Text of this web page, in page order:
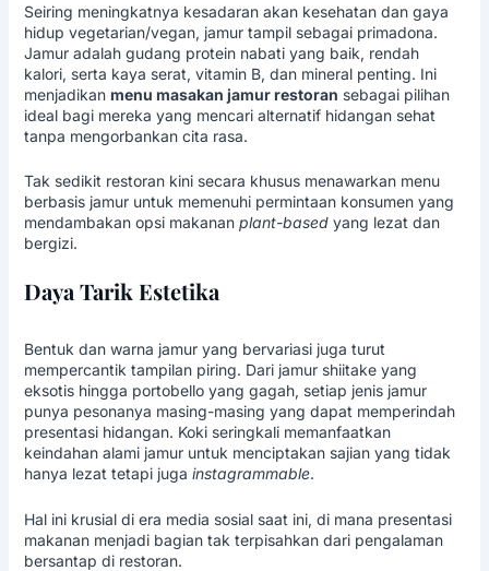
Seiring meningkatnya kesadaran akan kesehatan dan gaya
hidup vegetarian/vegan, jamur tampil sebagai primadona.
Jamur adalah gudang protein nabati yang baik, rendah
kalori, serta kaya serat, vitamin B, dan mineral penting. Ini
menjadikan menu masakan jamur restoran sebagai pilihan
ideal bagi mereka yang mencari alternatif hidangan sehat
tanpa mengorbankan cita rasa.
Tak sedikit restoran kini secara khusus menawarkan menu
berbasis jamur untuk memenuhi permintaan konsumen yang
mendambakan opsi makanan plant-basedyang lezat dan
bergizi.
Daya Tarik Estetika
Bentuk dan warna jamur yang bervariasi juga turut
mempercantik tampilan piring. Dari jamur shiitake yang
eksotis hingga portobello yang gagah, setiap jenis jamur
punya pesonanya masing-masing yang dapat memperindah
presentasi hidangan. Koki seringkali memanfaatkan
keindahan alami jamur untuk menciptakan sajian yang tidak
hanya lezat tetapi juga instagrammable.
Hal ini krusial di era media sosial saat ini, di mana presentasi
makanan menjadi bagian tak terpisahkan dari pengalaman
bersantap di restoran.